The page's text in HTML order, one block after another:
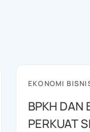
EKONOMI
BPKH DAN
PERKUAT